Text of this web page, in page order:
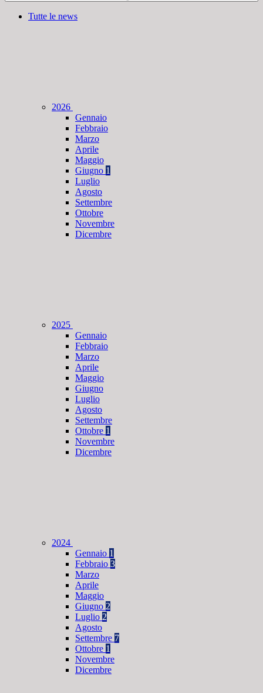
Tutte le news
2026
Gennaio
Febbraio
Marzo
Aprile
Maggio
Giugno 1
Luglio
Agosto
Settembre
Ottobre
Novembre
Dicembre
2025
Gennaio
Febbraio
Marzo
Aprile
Maggio
Giugno
Luglio
Agosto
Settembre
Ottobre 1
Novembre
Dicembre
2024
Gennaio 1
Febbraio 3
Marzo
Aprile
Maggio
Giugno 2
Luglio 2
Agosto
Settembre 7
Ottobre 1
Novembre
Dicembre